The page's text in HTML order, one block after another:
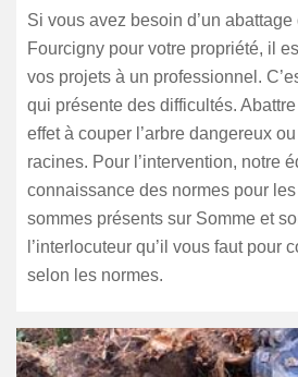
Si vous avez besoin d’un
Fourcigny pour votre propriété, il
vos projets à un professionnel.
qui présente des difficultés.
effet à couper l’arbre dangereux
racines. Pour l’intervention, notre
connaissance des normes pour
sommes présents sur Somme et
l’interlocuteur qu’il vous faut pour
selon les normes.